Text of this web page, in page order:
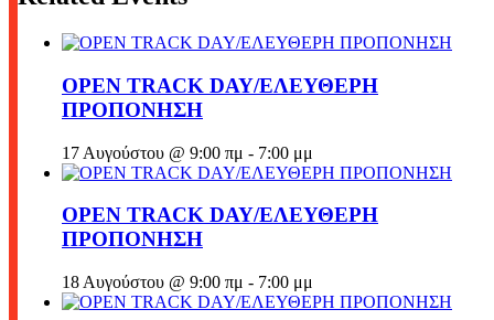
OPEN TRACK DAY/ΕΛΕΥΘΕΡΗ
ΠΡΟΠΟΝΗΣΗ
17 Αυγούστου @ 9:00 πμ - 7:00 μμ
OPEN TRACK DAY/ΕΛΕΥΘΕΡΗ
ΠΡΟΠΟΝΗΣΗ
18 Αυγούστου @ 9:00 πμ - 7:00 μμ